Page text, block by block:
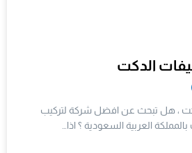
الدكت
، هل تبحث عن افضل شركة لتركيب
العربية السعودية ؟ اذا…